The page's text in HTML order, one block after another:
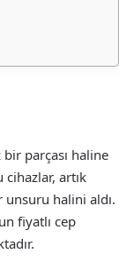
bir parçası haline
artık
unsuru halini aldı.
fiyatlı cep